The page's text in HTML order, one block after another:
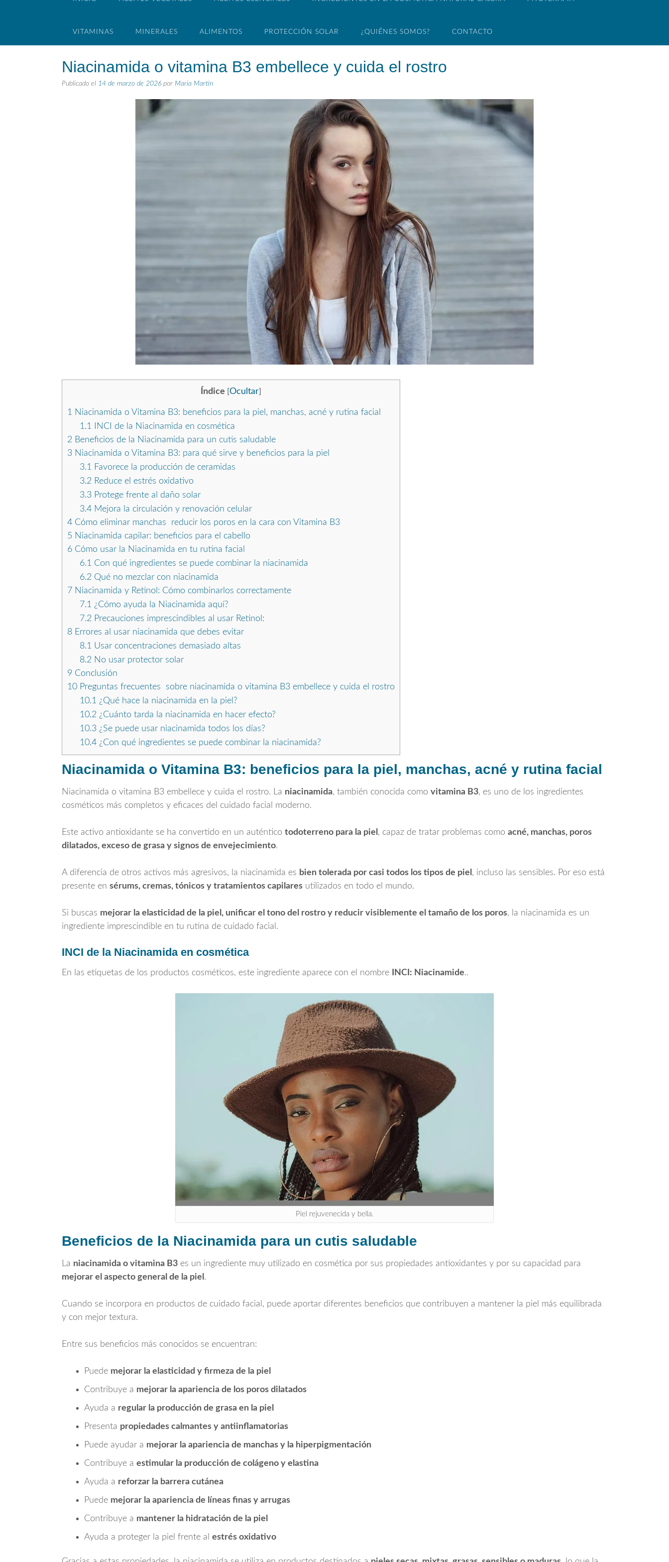
VITAMINAS MINERALES ALIMENTOS PROTECCIÓN SOLAR ¿QUIÉNES SOMOS? CONTACTO
Niacinamida o vitamina B3 embellece y cuida el rostro
Publicado el 14 de marzo de 2026 por María Martín
Índice [Ocultar]
1
Niacinamida o Vitamina B3: beneficios para la piel, manchas, acné y rutina facial
1.1
INCI de la Niacinamida en cosmética
2 Beneficios de la Niacinamida para un cutis saludable
3 Niacinamida o Vitamina B3: para qué sirve y beneficios para la piel
3.1
Favorece la producción de ceramidas
3.2 Reduce el estrés oxidativo
3.3Protege frente al daño solar
3.4Mejora la circulación y renovación celular
4 Cómo eliminar manchas reducir los poros en la cara con Vitamina B3
5 Niacinamida capilar: beneficios para el cabello
6 Cómo usar la Niacinamida en tu rutina facial
6.1 Con qué ingredientes se puede combinar la niacinamida
6.2 Qué no mezclar con niacinamida
7 Niacinamida y Retinol: Cómo combinarlos correctamente
7.1 ¿Cómo ayuda la Niacinamida aquí?
7.2 Precauciones imprescindibles al usar Retinol:
8 Errores al usar niacinamida que debes evitar
8.1 Usar concentraciones demasiado altas
8.2 No usar protector solar
9 Conclusión
10 Preguntas frecuentes sobre niacinamida o vitamina B3 embellece y cuida el rostro
10.1 ¿Qué hace la niacinamida en la piel?
10.2 ¿Cuánto tarda la niacinamida en hacer efecto?
10.3¿Se puede usar niacinamida todos los días?
10.4¿Con qué ingredientes se puede combinar la niacinamida?
Niacinamida o Vitamina B3: beneficios para la piel, manchas, acné y rutina facial
Niacinamida o vitamina B3 embellece y cuida el rostro. La niacinamida, también conocida como vitamina B3, es uno de los ingredientes
cosméticos más completos y eficaces del cuidado facial moderno.
Este activo antioxidante se ha convertido en un auténtico todoterreno para la piel , capaz de tratar problemas como acné, manchas, poros
dilatados, exceso de grasa y signos de envejecimiento.
A diferencia de otros activos más agresivos, la niacinamida es bien tolerada por casi todos los tipos de piel , incluso las sensibles. Por eso está
presente en sérums, cremas, tónicos y tratamientos capilares utilizados en todo el mundo.
Si buscas mejorar la elasticidad de la piel, unificar el tono del rostro y reducir visiblemente el tamaño de los poros, la niacinamida es un
ingrediente imprescindible en tu rutina de cuidado facial.
INCI de la Niacinamida en cosmética
En las etiquetas de los productos cosméticos, este ingrediente aparece con el nombre INCI: Niacinamide..
Piel rejuvenecida y bella.
Beneficios de la Niacinamida para un cutis saludable
La niacinamida o vitamina B3 es un ingrediente muy utilizado en cosmética por sus propiedades antioxidantes y por su capacidad para
mejorar el aspecto general de la piel .
Cuando se incorpora en productos de cuidado facial, puede aportar diferentes beneficios que contribuyen a mantener la piel más equilibrada
y con mejor textura.
Entre sus beneficios más conocidos se encuentran:
Puede mejorar la elasticidad y firmeza de la piel
Contribuye a mejorar la apariencia de los poros dilatados
Ayuda a regular la producción de grasa en la piel
Presenta propiedades calmantes y antiinflamatorias
Puede ayudar a mejorar la apariencia de manchas y la hiperpigmentación
Contribuye a estimular la producción de colágeno y elastina
Ayuda a reforzar la barrera cutánea
Puede mejorar la apariencia de líneas finas y arrugas
Contribuye a mantener la hidratación de la piel
Ayuda a proteger la piel frente al estrés oxidativo